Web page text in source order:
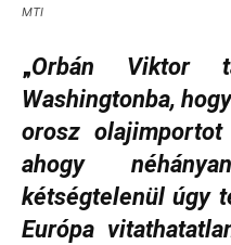
MTI
„Orbán Viktor
Washingtonba,
orosz
ahogy
kétségtelenül úgy
Európa